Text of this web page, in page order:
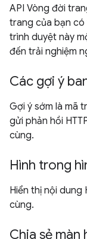
API Vòng đời
trang của bạn có
trình duyệt này
đến trải nghiệm
Các gợi ý
Gợi ý sớm là mã
gửi phản hồi
cùng.
Hình trong
Hiển thị nội
cùng.
Chia sẻ màn